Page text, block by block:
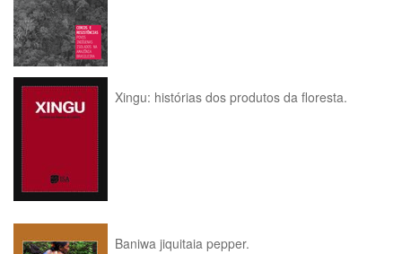
Xingu: histórias dos produtos da floresta.
Baniwa jiquitaia pepper.